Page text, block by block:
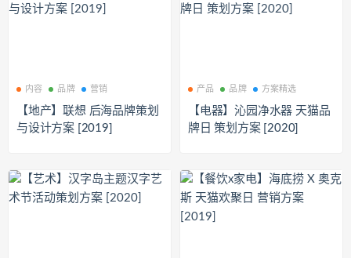
内容 品牌 营销
【地产】联想 后海品牌策划
与设计方案 [2019]
产品 品牌 方案精选
【电器】沁园净水器 天猫品
牌日 策划方案 [2020]